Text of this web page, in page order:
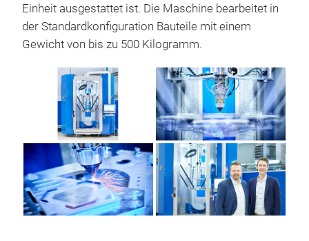
Einheit ausgestattet ist. Die Maschine bearbeitet in
der Standardkonfiguration Bauteile mit einem
Gewicht von bis zu 500 Kilogramm.